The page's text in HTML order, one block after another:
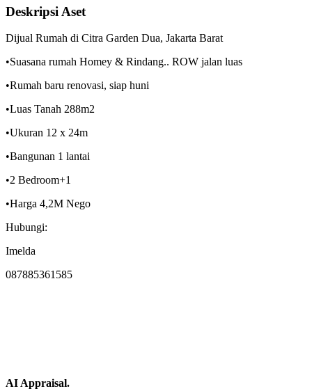
Deskripsi Aset
Dijual Rumah di Citra Garden Dua, Jakarta Barat
•Suasana rumah Homey & Rindang.. ROW jalan luas
•Rumah baru renovasi, siap huni
•Luas Tanah 288m2
•Ukuran 12 x 24m
•Bangunan 1 lantai
•2 Bedroom+1
•Harga 4,2M Nego
Hubungi:
Imelda
087885361585
AI Appraisal.